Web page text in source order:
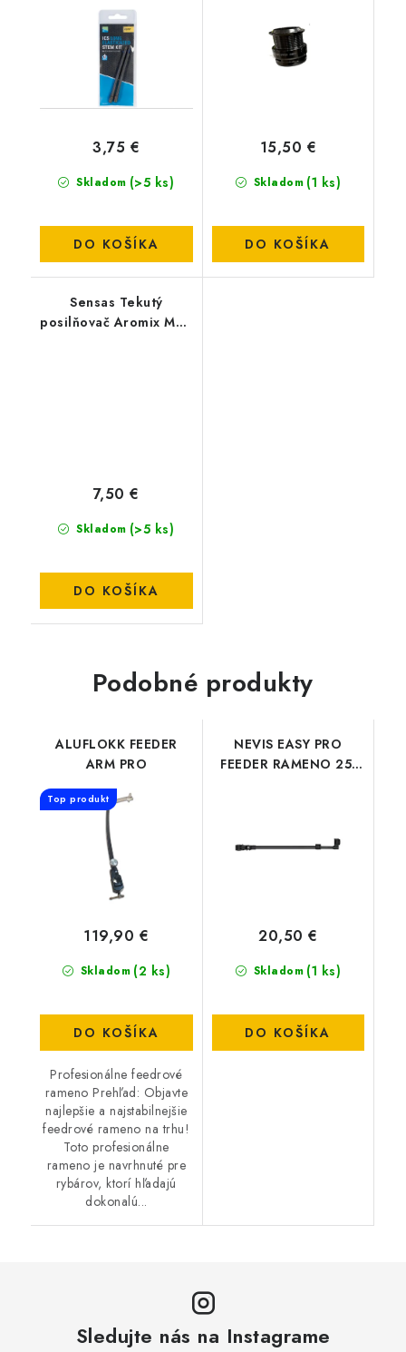
Skladom (>5 ks)
3,75 €
DO KOŠÍKA
Skladom (1 ks)
15,50 €
DO KOŠÍKA
Sensas Tekutý
posilňovač Aromix MED
Skladom (>5 ks)
7,50 €
DO KOŠÍKA
Podobné produkty
ALUFLOKK FEEDER
ARM PRO
Top produkt
Skladom (2 ks)
119,90 €
DO KOŠÍKA
Profesionálne feedrové
rameno Prehľad: Objavte
najlepšie a najstabilnejšie
feedrové rameno na trhu!
Toto profesionálne
rameno je navrhnuté pre
rybárov, ktorí hľadajú
dokonalú...
NEVIS EASY PRO
FEEDER RAMENO 25-
Skladom (1 ks)
20,50 €
DO KOŠÍKA
Sledujte nás na Instagrame